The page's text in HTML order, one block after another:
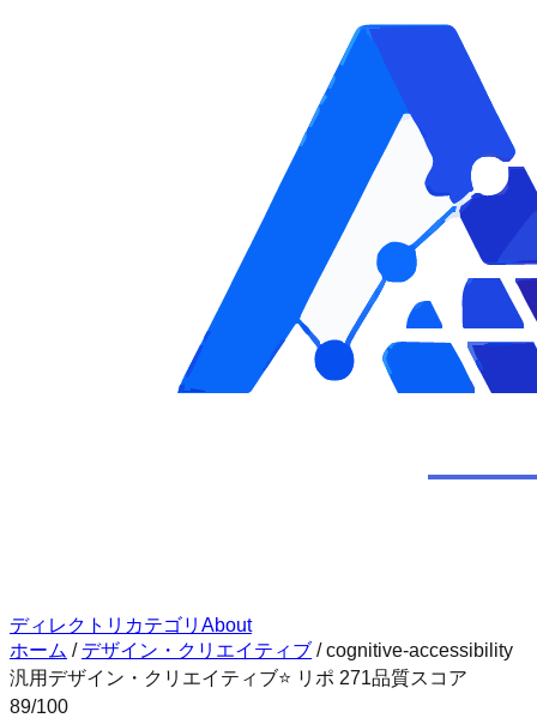
ディレクトリ カテゴリ About
ホーム / デザイン・クリエイティブ /cognitive-accessibility
汎用 デザイン・クリエイティブ⭐ リポ 271品質スコア
89/100